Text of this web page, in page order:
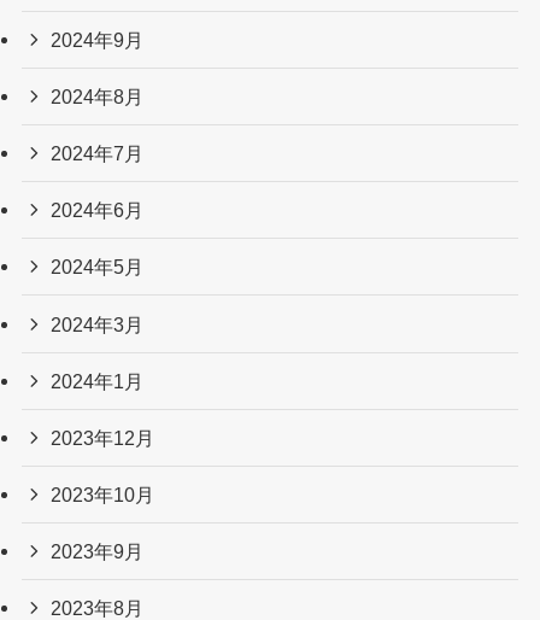
2024年9月
2024年8月
2024年7月
2024年6月
2024年5月
2024年3月
2024年1月
2023年12月
2023年10月
2023年9月
2023年8月